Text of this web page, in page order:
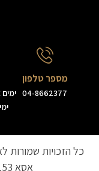
מספר טלפון
04-8662377 ימים
כל הזכויות שמורות
אסא